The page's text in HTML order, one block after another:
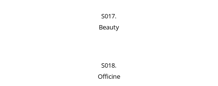
S017.
Beauty
S018.
Officine